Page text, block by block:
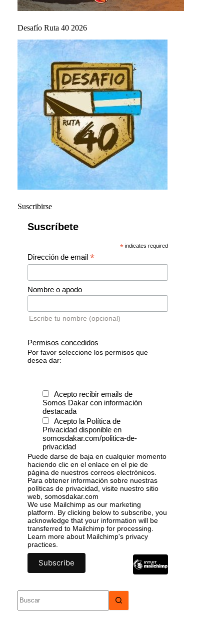
Desafío Ruta 40 2026
Suscribirse
Suscríbete
* indicates required
Dirección de email *
Nombre o apodo
Escribe tu nombre (opcional)
Permisos concedidos
Por favor seleccione los permisos que
desea dar:
Acepto recibir emails de
Somos Dakar con información
destacada
Acepto la Política de
Privacidad disponible en
somosdakar.com/politica-de-
privacidad
Puede darse de baja en cualquier momento
haciendo clic en el enlace en el pie de
página de nuestros correos electrónicos.
Para obtener información sobre nuestras
políticas de privacidad, visite nuestro sitio
web, somosdakar.com
We use Mailchimp as our marketing
platform. By clicking below to subscribe, you
acknowledge that your information will be
transferred to Mailchimp for processing.
Learn more about Mailchimp's privacy
practices.